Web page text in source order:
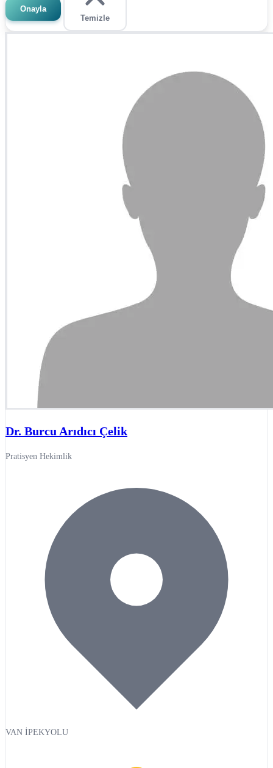
Onayla
Temizle
Dr. Burcu Arıdıcı Çelik
Pratisyen Hekimlik
VAN İPEKYOLU